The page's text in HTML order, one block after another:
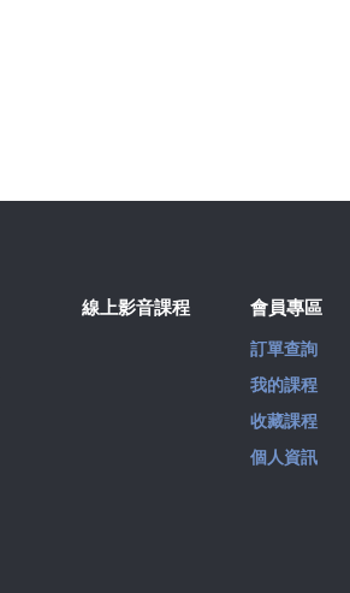
線上影音課程 會員專區
訂單查詢
我的課程
收藏課程
個人資訊